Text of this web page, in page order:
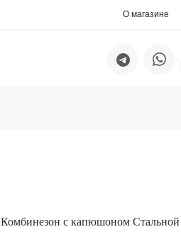
О магазине
Комбинезон с капюшоном Стальной